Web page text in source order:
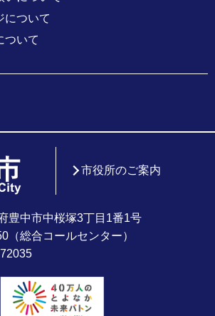
について
ついて
中市中桜塚3丁目1番1号
（総合コールセンター）
市役所のご案内